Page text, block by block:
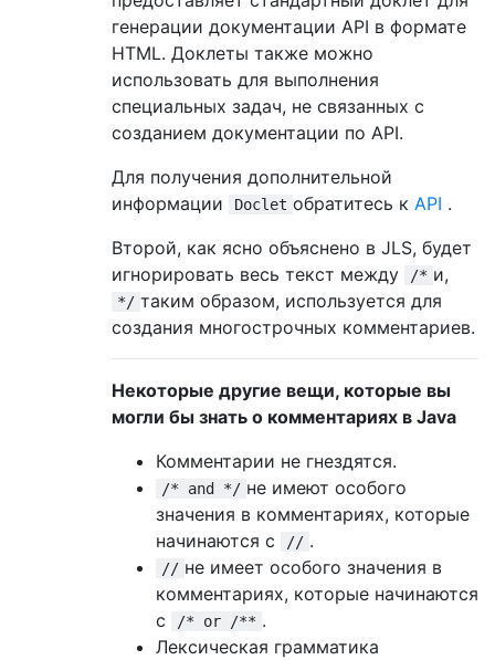
генерации документации API в формате
HTML. Доклеты также можно
использовать для выполнения
специальных задач, не связанных с
созданием документации по API.
Для получения дополнительной
информации
Doclet обратитесь к API .
Второй, как ясно объяснено в JLS, будет
игнорировать весь текст между
/* и,
*/ таким образом, используется для
создания многострочных комментариев.
Некоторые другие вещи, которые вы
могли бы знать о комментариях в Java
Комментарии не гнездятся.
/* and */ не имеют особого
значения в комментариях, которые
начинаются с
// .
// не имеет особого значения в
комментариях, которые начинаются
с
/* or /** .
Лексическая грамматика